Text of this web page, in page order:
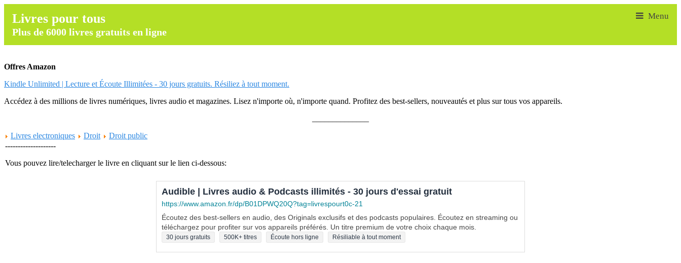
Livres pour tous
Plus de 6000 livres gratuits en ligne
Offres Amazon
Kindle Unlimited | Lecture et Écoute Illimitées - 30 jours gratuits. Résiliez à tout moment.
Accédez à des millions de livres numériques, livres audio et magazines. Lisez n'importe où, n'importe quand. Profitez des best-sellers, nouveautés et plus sur tous vos appareils.
Livres electroniques
Droit
Droit public
--------------------
Vous pouvez lire/telecharger le livre en cliquant sur le lien ci-dessous:
Audible | Livres audio & Podcasts illimités - 30 jours d'essai gratuit
https://www.amazon.fr/dp/B01DPWQ20Q?tag=livrespourt0c-21
Écoutez des best-sellers en audio, des Originals exclusifs et des podcasts populaires. Écoutez en streaming ou
téléchargez pour profiter sur vos appareils préférés. Un titre premium de votre choix chaque mois.
30 jours gratuits 500K+ titres Écoute hors ligne Résiliable à tout moment